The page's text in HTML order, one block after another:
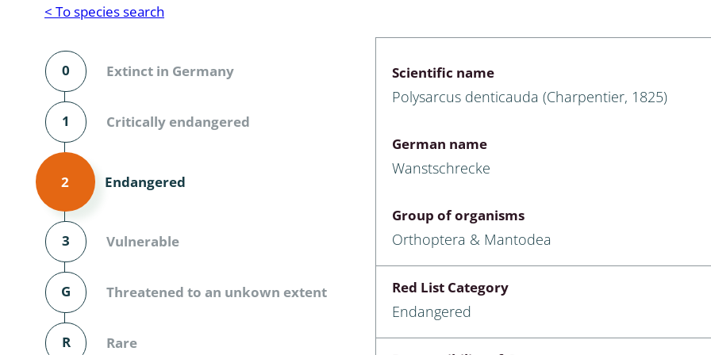
Reptilia
Aves
Branchiopoda: Anostraca,
Coleoptera: Scarabaeoidea
Makrozoobenthos
Diptera: Chaoboridae
marine Chlorophyta,
< To species search
0 Extinct in Germany
1 Critically endangered
2 Endangered
3 Vulnerable
G Threatened to an unkown extent
R Rare
Scientific name
Polysarcus denticauda (Charpentier, 1825)
German name
Wanstschrecke
Group of organisms
Orthoptera & Mantodea
Red List Category
Endangered